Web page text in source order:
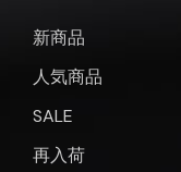
新商品
人気商品
SALE
再入荷